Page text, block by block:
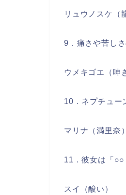
リュウノスケ（
9．痛さや苦し
ウメキゴエ（呻
10．ネプチュー
マリナ（満里奈）
11．彼女は「
スイ（酸い）